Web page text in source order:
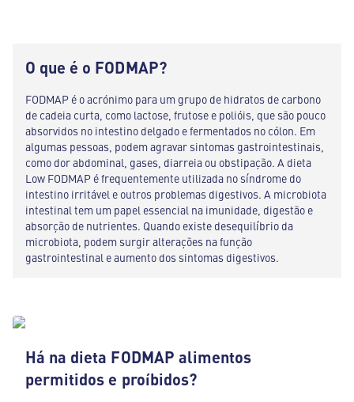
O que é o FODMAP?
FODMAP é o acrónimo para um grupo de hidratos de carbono
de cadeia curta, como lactose, frutose e polióis, que são pouco
absorvidos no intestino delgado e fermentados no cólon. Em
algumas pessoas, podem agravar sintomas gastrointestinais,
como dor abdominal, gases, diarreia ou obstipação. A dieta
Low FODMAP é frequentemente utilizada no síndrome do
intestino irritável e outros problemas digestivos. A microbiota
intestinal tem um papel essencial na imunidade, digestão e
absorção de nutrientes. Quando existe desequilíbrio da
microbiota, podem surgir alterações na função
gastrointestinal e aumento dos sintomas digestivos.
Há na dieta FODMAP alimentos
permitidos e proíbidos?